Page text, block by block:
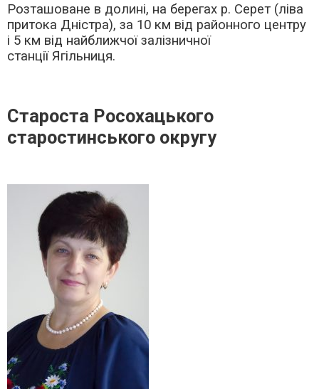
Розташоване в долині, на берегах р. Серет (ліва
притока Дністра), за 10 км від районного центру
і 5 км від найближчої залізничної
станції Ягільниця.
Староста Росохацького
старостинського округу